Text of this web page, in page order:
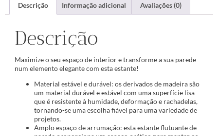
Descrição Informação adicional Avaliações (0)
Descrição
Maximize o seu espaço de interior e transforme a sua parede
num elemento elegante com esta estante!
Material estável e durável: os derivados de madeira são
um material durável e estável com uma superfície lisa
que é resistente à humidade, deformação e rachadelas,
tornando-se uma escolha fiável para uma variedade de
projetos.
Amplo espaço de arrumação: esta estante flutuante de